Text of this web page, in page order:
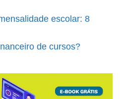
escolar: 8
de cursos?